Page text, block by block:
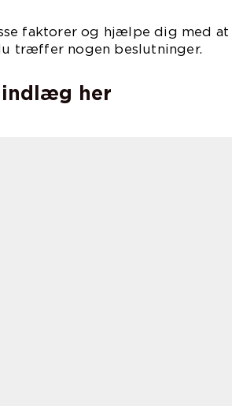
faktorer og hjælpe dig med at
træffer nogen beslutninger.
her